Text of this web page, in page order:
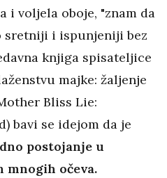
i voljela oboje, "znam da
sretniji i ispunjeniji bez
knjiga spisateljice
majke: žaljenje
Bliss Lie:
bavi se idejom da je
postojanje u
mnogih očeva.